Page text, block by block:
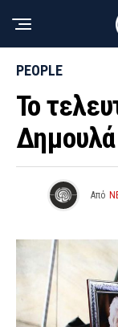
PEOPLE
Το
Δημουλά
Από